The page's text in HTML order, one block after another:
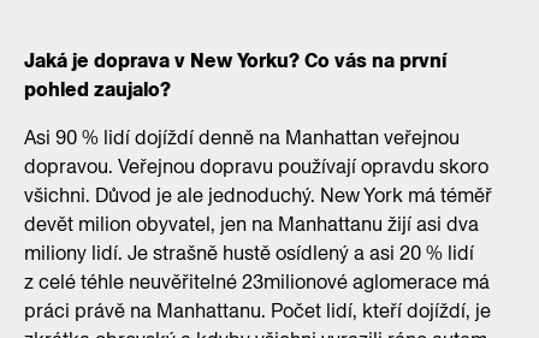
Jaká je doprava v New Yorku? Co vás na první
pohled zaujalo?
Asi 90 % lidí dojíždí denně na Manhattan veřejnou
dopravou. Veřejnou dopravu používají opravdu skoro
všichni. Důvod je ale jednoduchý. New York má téměř
devět milion obyvatel, jen na Manhattanu žijí asi dva
miliony lidí. Je strašně hustě osídlený a asi 20 % lidí
z celé téhle neuvěřitelné 23milionové aglomerace má
práci právě na Manhattanu. Počet lidí, kteří dojíždí, je